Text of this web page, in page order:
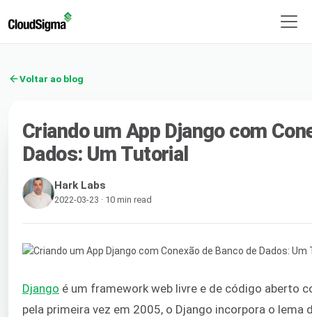
Voltar ao blog
Criando um App Django com
Dados: Um Tutorial
Hark Labs
2022-03-23 · 10 min read
Django é um framework web livre e de código aberto
pela primeira vez em 2005, o Django incorpora o lema